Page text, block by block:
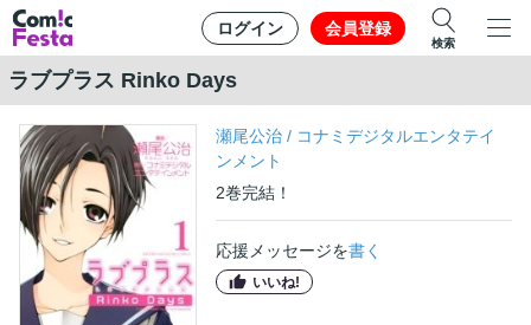
ログイン 会員登録
検索
ラブプラス Rinko Days
瀬尾公治 / コナミデジタルエンタテイ
ンメント
2巻完結！
応援メッセージを書く
いいね!